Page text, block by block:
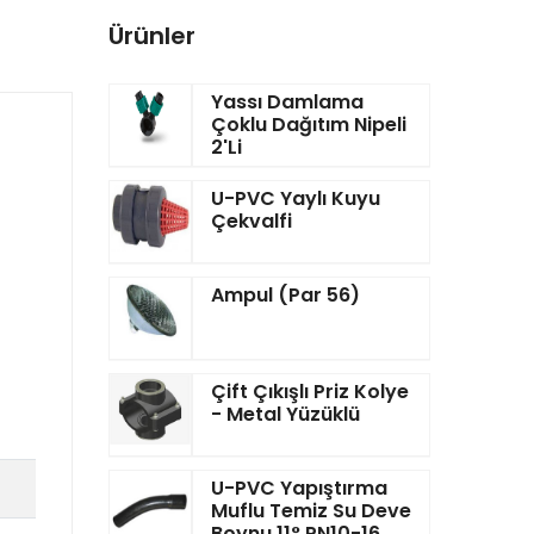
Ürünler
Yassı Damlama
Çoklu Dağıtım Nipeli
2'li
U-PVC Yaylı Kuyu
Çekvalfi
Ampul (Par 56)
Çift Çıkışlı Priz Kolye
- Metal Yüzüklü
U-PVC Yapıştırma
Muflu Temiz Su Deve